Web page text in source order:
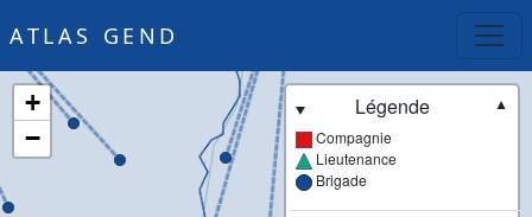
ATLAS GEND
+
−
Légende
▼
Compagnie
Lieutenance
Brigade